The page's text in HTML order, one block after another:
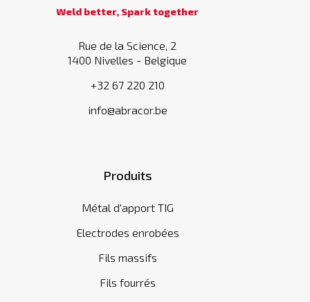
Weld better, Spark together
Rue de la Science, 2
1400 Nivelles - Belgique
+32 67 220 210
info@abracor.be
Produits
Métal d'apport TIG
Electrodes enrobées
Fils massifs
Fils fourrés